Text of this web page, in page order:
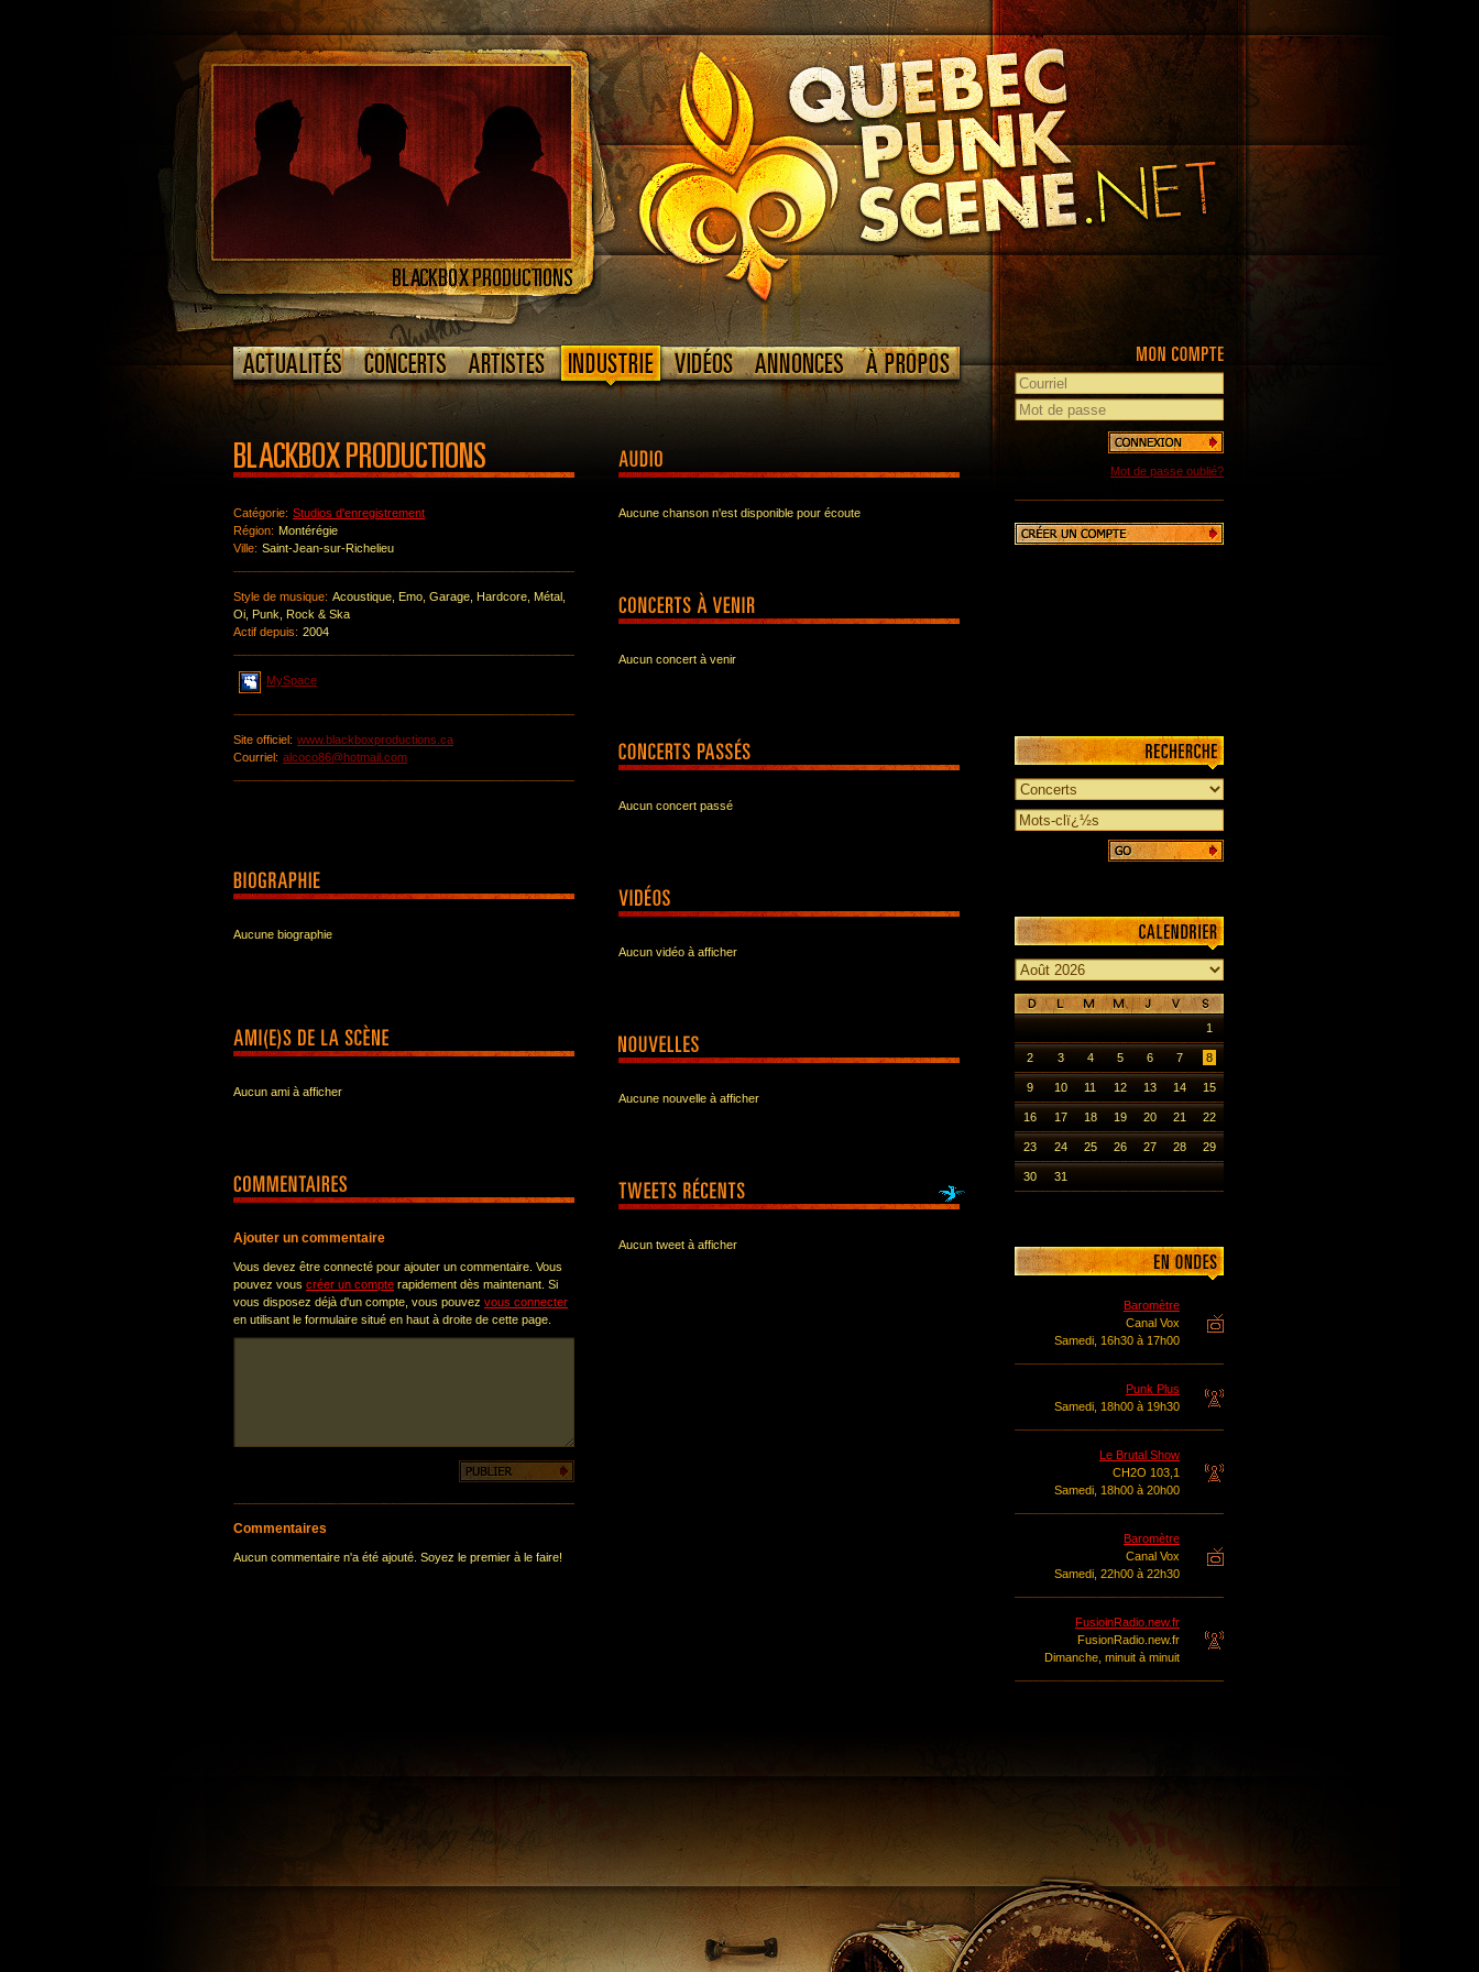
Catégorie: Studios d'enregistrement
Région: Montérégie
Ville: Saint-Jean-sur-Richelieu
Style de musique: Acoustique, Emo, Garage, Hardcore, Métal,
Oi, Punk, Rock & Ska
Actif depuis: 2004
MySpace
Site officiel: www.blackboxproductions.ca
Courriel: alcoco86@hotmail.com
Aucune biographie
Aucun ami à afficher
Ajouter un commentaire
Vous devez être connecté pour ajouter un commentaire. Vous
pouvez vous créer un compte rapidement dès maintenant. Si
vous disposez déjà d'un compte, vous pouvez vous connecter
en utilisant le formulaire situé en haut à droite de cette page.
Commentaires
Aucun commentaire n'a été ajouté. Soyez le premier à le faire!
Aucune chanson n'est disponible pour écoute
Aucun concert à venir
Aucun concert passé
Aucun vidéo à afficher
Aucune nouvelle à afficher
Aucun tweet à afficher
Mot de passe oublié?
1
2 3 4 5 6 7 8
9 10 11 12 13 14 15
16 17 18 19 20 21 22
23 24 25 26 27 28 29
30 31
Baromètre
Canal Vox
Samedi, 16h30 à 17h00
Punk Plus
Samedi, 18h00 à 19h30
Le Brutal Show
CH2O 103,1
Samedi, 18h00 à 20h00
Baromètre
Canal Vox
Samedi, 22h00 à 22h30
FusioinRadio.new.fr
FusionRadio.new.fr
Dimanche, minuit à minuit